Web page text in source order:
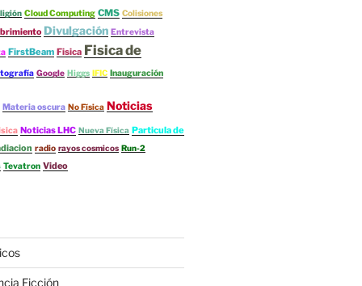
Cloud Computing CMS Colisiones
Divulgación Entrevista
FirstBeam Fisica Fisica de
Google Higgs IFIC Inauguración
Materia oscura No Física Noticias
Noticias LHC Nueva Física Particula de
radio rayos cosmicos Run-2
Tevatron Video
Ficción